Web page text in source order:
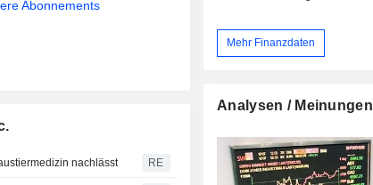
Abonnements
nachlässt RE
Mehr Finanzdaten
Analysen / Meinungen